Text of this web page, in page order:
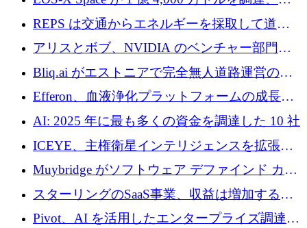
Mistral が Emmi AI を買収、Bliq がエストニア
での完全無人道路運営を承認
REPS は交通からエネルギーを採取して道路
を発電所に変えるために 2,360 万ドルを調達
アリスとボブ、NVIDIA のベンチャー部門か
らの投資でシリーズ B を拡大
Bliq.ai がエストニアで完全無人道路運営の承
認を獲得
Efferon、血液浄化プラットフォームの成長に
250万ユーロを確保
AI: 2025 年に最も多くの資金を調達した 10 社
ICEYE、主権衛星インテリジェンスを拡張す
るために 3 億ユーロの信用枠を確保
Muybridge がソフトウェア デファインド カメ
ラ テクノロジーを拡張するためにシリーズ A
で 1,600 万ドルを調達
スターリングのSaaS事業、収益は増加するも
グループ利益は減少
Pivot、AI を活用したエンタープライズ調達プ